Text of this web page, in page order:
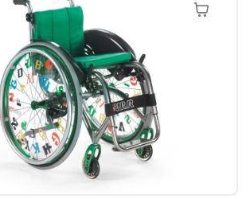
Přidat Do